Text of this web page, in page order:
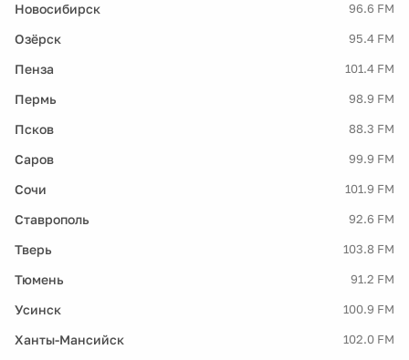
Новосибирск 96.6 FM
Озёрск 95.4 FM
Пенза 101.4 FM
Пермь 98.9 FM
Псков 88.3 FM
Саров 99.9 FM
Сочи 101.9 FM
Ставрополь 92.6 FM
Тверь 103.8 FM
Тюмень 91.2 FM
Усинск 100.9 FM
Ханты-Мансийск 102.0 FM